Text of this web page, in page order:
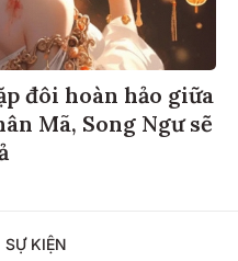
đôi hoàn hảo giữa
Mã, Song Ngư sẽ
SỰ KIỆN